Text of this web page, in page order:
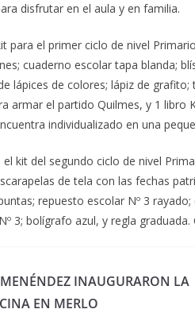
disfrutar en el aula y en familia.
para el primer ciclo de nivel
cuaderno escolar tapa blanda;
lápices de colores; lápiz de
armar el partido Quilmes, y 1 libro
individualizado en una
el kit del segundo ciclo de nivel
de tela con las fechas
repuesto escolar Nº 3
3; bolígrafo azul, y regla
MENÉNDEZ INAUGURARON LA
EN MERLO